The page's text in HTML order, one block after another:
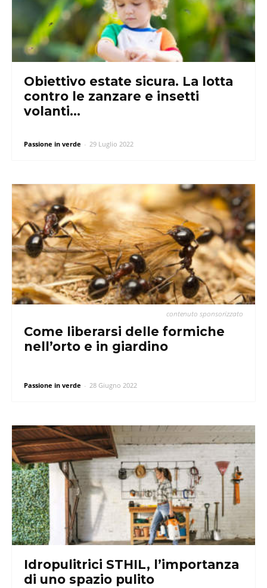
Obiettivo estate sicura. La lotta
contro le zanzare e insetti
volanti...
Passione in verde - 29 Luglio 2022
contenuto sponsorizzato
Come liberarsi delle formiche
nell’orto e in giardino
Passione in verde - 28 Giugno 2022
Idropulitrici STHIL, l’importanza
di uno spazio pulito